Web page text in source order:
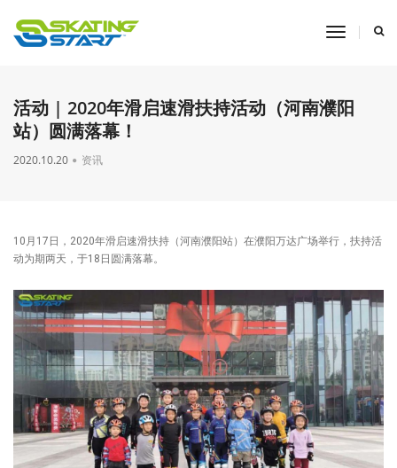
toggle
活动 | 2020年滑启速滑扶持活动（河南濮阳
站）圆满落幕！
2020.10.20 资讯
10月17日，2020年滑启速滑扶持（河南濮阳站）在濮阳万达广场举行，扶持活
动为期两天，于18日圆满落幕。